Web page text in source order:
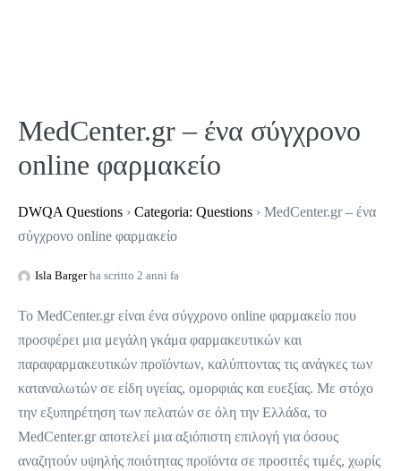
MedCenter.gr – ένα σύγχρονο
online φαρμακείο
DWQA Questions › Categoria: Questions › MedCenter.gr – ένα
σύγχρονο online φαρμακείο
Isla Bargerha scritto 2 anni fa
Το MedCenter.gr είναι ένα σύγχρονο online φαρμακείο που
προσφέρει μια μεγάλη γκάμα φαρμακευτικών και
παραφαρμακευτικών προϊόντων, καλύπτοντας τις ανάγκες των
καταναλωτών σε είδη υγείας, ομορφιάς και ευεξίας. Με στόχο
την εξυπηρέτηση των πελατών σε όλη την Ελλάδα, το
MedCenter.gr αποτελεί μια αξιόπιστη επιλογή για όσους
αναζητούν υψηλής ποιότητας προϊόντα σε προσιτές τιμές, χωρίς